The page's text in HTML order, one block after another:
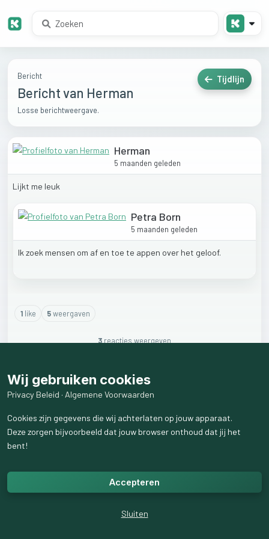
Bericht
Bericht van Herman
Losse berichtweergave.
Tijdlijn
Herman
5 maanden geleden
Lijkt me leuk
Petra Born
5 maanden geleden
Ik zoek mensen om af en toe te appen over het geloof.
1like 5weergaven
3 reacties weergeven
Wij gebruiken cookies
Privacy Beleid · Algemene Voorwaarden
Cookies zijn gegevens die wij achterlaten op jouw apparaat.
Deze zorgen bijvoorbeeld dat jouw browser onthoud dat jij het
bent!
Accepteren
Sluiten